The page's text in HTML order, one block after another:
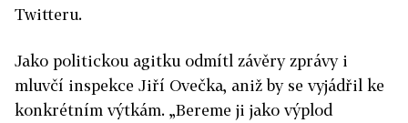
Twitteru.
Jako politickou agitku odmítl závěry zprávy i
mluvčí inspekce Jiří Ovečka, aniž by se vyjádřil ke
konkrétním výtkám. „Bereme ji jako výplod